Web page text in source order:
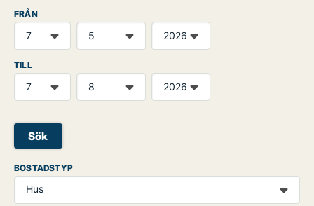
FRÅN
TILL
Sök
BOSTADSTYP
Hus